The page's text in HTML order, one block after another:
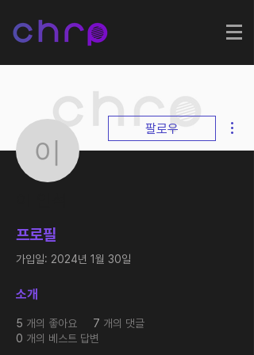
이 인석
팔로우
프로필
가입일: 2024년 1월 30일
소개
5 개의 좋아요 7 개의 댓글
0 개의 베스트 답변